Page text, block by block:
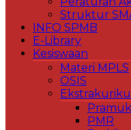
Struktur
INFO SPMB
E-Library
Kesiswaan
Materi MPLS
OSIS
PMR